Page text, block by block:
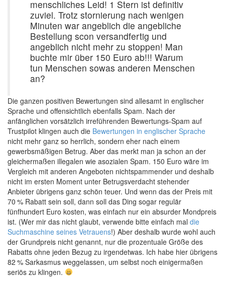
menschliches Leid! 1 Stern ist definitiv
zuviel. Trotz stornierung nach wenigen
Minuten war angeblich die angebliche
Bestellung scon versandfertig und
angeblich nicht mehr zu stoppen! Man
buchte mir über 150 Euro ab!!! Warum
tun Menschen sowas anderen Menschen
an?
Die ganzen positiven Bewertungen sind allesamt in englischer
Sprache und offensichtlich ebenfalls Spam. Nach der
anfänglichen vorsätzlich irreführenden Bewertungs-Spam auf
Trustpilot klingen auch die Bewertungen in englischer Sprache
nicht mehr ganz so herrlich, sondern eher nach einem
gewerbsmäßigen Betrug. Aber das merkt man ja schon an der
gleichermaßen illegalen wie asozialen Spam. 150 Euro wäre im
Vergleich mit anderen Angeboten nichtspammender und deshalb
nicht im ersten Moment unter Betrugsverdacht stehender
Anbieter übrigens ganz schön teuer. Und wenn das der Preis mit
70 % Rabatt sein soll, dann soll das Ding sogar regulär
fünfhundert Euro kosten, was einfach nur ein absurder Mondpreis
ist. (Wer mir das nicht glaubt, verwende bitte einfach mal die
Suchmaschine seines Vetrauens!) Aber deshalb wurde wohl auch
der Grundpreis nicht genannt, nur die prozentuale Größe des
Rabatts ohne jeden Bezug zu irgendetwas. Ich habe hier übrigens
82 % Sarkasmus weggelassen, um selbst noch einigermaßen
seriös zu klingen.